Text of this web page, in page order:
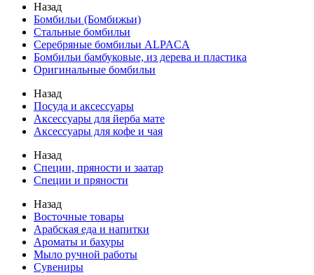
Назад
Бомбильи (Бомбижьи)
Стальные бомбильи
Серебряные бомбильи ALPACA
Бомбильи бамбуковые, из дерева и пластика
Оригинальные бомбильи
Назад
Посуда и аксессуары
Аксессуары для йерба мате
Аксессуары для кофе и чая
Назад
Специи, пряности и заатар
Специи и пряности
Назад
Восточные товары
Арабская еда и напитки
Ароматы и бахуры
Мыло ручной работы
Сувениры